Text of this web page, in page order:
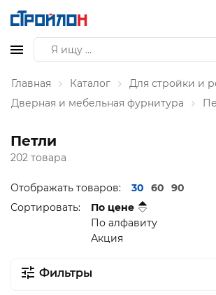
Главная Каталог
Для стройки и
Дверная и мебельная фурнитура
Петли
202 товара
Отображать товаров: 30 60
90
Сортировать:
По цене
По алфавиту
Акция
Фильтры